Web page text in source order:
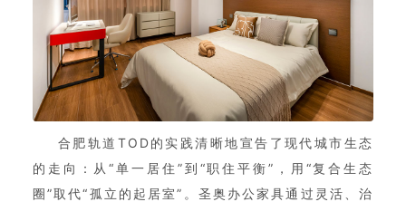
合肥轨道TOD的实践清晰地宣告了现代城市生态
的走向：从“单一居住”到“职住平衡”，用“复合生态
圈”取代“孤立的起居室”。圣奥办公家具通过灵活、治